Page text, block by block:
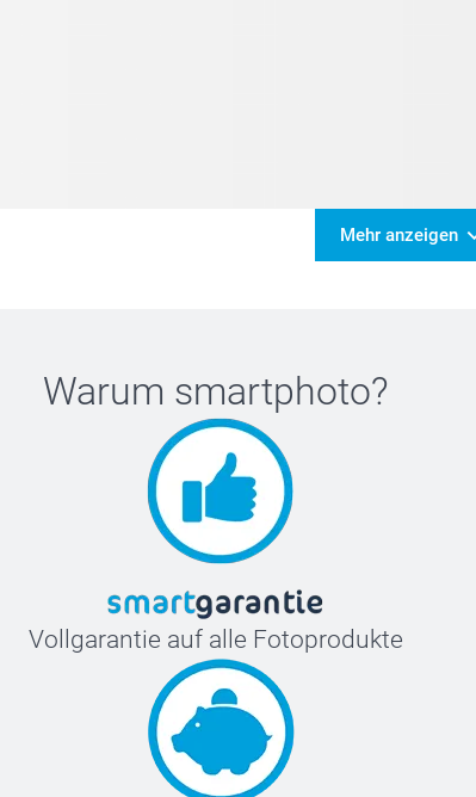
Mehr anzeigen
Warum smartphoto?
Vollgarantie auf alle Fotoprodukte